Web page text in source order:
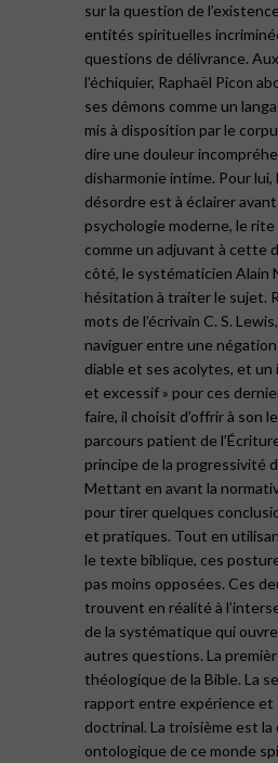
sur la question de
entités spirituelles
questions de délivrance.
l’échiquier, Raphaël Picon
ses démons comme un
mis à disposition par le
dire une douleur
disharmonie intime. Pour lui,
désordre est à éclairer
psychologie moderne, le
comme un adjuvant à cette
côté, le systématicien Alain
hésitation à traiter le sujet.
mots de l’écrivain C. S.
naviguer entre une négation
diable et ses acolytes, et un
et excessif » pour ces
faire, il choisit d’offrir à son
parcours patient de
principe de la progressivité
Mettant en avant la
pour tirer quelques
et pratiques. Tout en
le texte biblique, ces
pas moins opposées. Ces
trouvent en réalité à
de la systématique qui
autres questions. La
théologique de la Bible. La
rapport entre expérience et
doctrinal. La troisième est
ontologique de ce monde